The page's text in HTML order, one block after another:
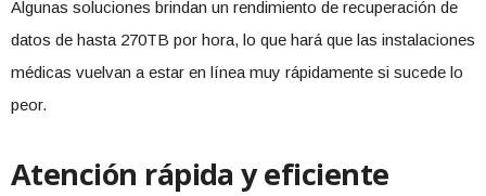
Algunas soluciones brindan un rendimiento de recuperación de
datos de hasta 270TB por hora, lo que hará que las instalaciones
médicas vuelvan a estar en línea muy rápidamente si sucede lo
peor.
Atención rápida y eficiente